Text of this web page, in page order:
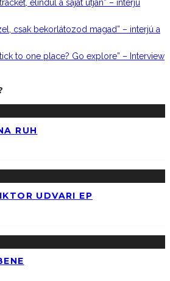
elindul a saját útján” – interjú
csak bekorlátozod magad” – interjú a
to one place? Go explore” – Interview
RUH
UDVARI EP